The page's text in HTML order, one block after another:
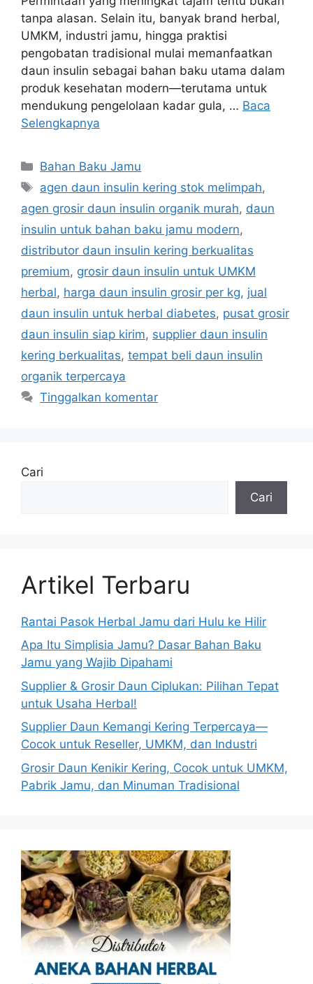
tanpa alasan. Selain itu, banyak brand herbal,
UMKM, industri jamu, hingga praktisi
pengobatan tradisional mulai memanfaatkan
daun insulin sebagai bahan baku utama dalam
produk kesehatan modern—terutama untuk
mendukung pengelolaan kadar gula, … Baca
Selengkapnya
Kategori
Bahan Baku Jamu
Tag
agen daun insulin kering stok melimpah,
agen grosir daun insulin organik murah, daun
insulin untuk bahan baku jamu modern,
distributor daun insulin kering berkualitas
premium, grosir daun insulin untuk UMKM
herbal, harga daun insulin grosir per kg, jual
daun insulin untuk herbal diabetes, pusat grosir
daun insulin siap kirim, supplier daun insulin
kering berkualitas, tempat beli daun insulin
organik terpercaya
Tinggalkan komentar
Cari
Cari
Artikel Terbaru
Rantai Pasok Herbal Jamu dari Hulu ke Hilir
Apa Itu Simplisia Jamu? Dasar Bahan Baku
Jamu yang Wajib Dipahami
Supplier & Grosir Daun Ciplukan: Pilihan Tepat
untuk Usaha Herbal!
Supplier Daun Kemangi Kering Terpercaya—
Cocok untuk Reseller, UMKM, dan Industri
Grosir Daun Kenikir Kering, Cocok untuk UMKM,
Pabrik Jamu, dan Minuman Tradisional